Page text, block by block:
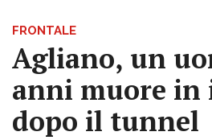
FRONTALE
Agliano, un
anni muore in
dopo il tunnel